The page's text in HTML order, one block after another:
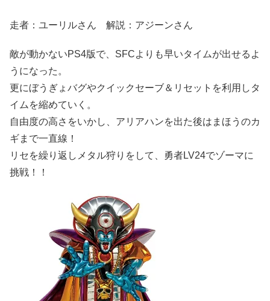
走者：ユーリルさん 解説：アジーンさん
敵が動かないPS4版で、SFCよりも早いタイムが出せるよ
うになった。
更にぼうぎょバグやクイックセーブ＆リセットを利用しタ
イムを縮めていく。
自由度の高さをいかし、アリアハンを出た後はまほうのカ
ギまで一直線！
リセを繰り返しメタル狩りをして、勇者LV24でゾーマに
挑戦！！